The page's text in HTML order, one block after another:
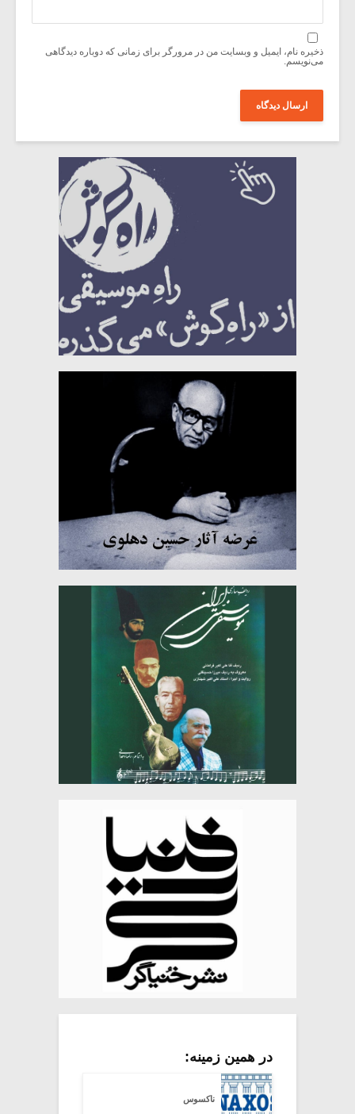
ذخیره نام، ایمیل و وبسایت من در مرورگر برای زمانی که دوباره دیدگاهی
می‌نویسم.
در همین زمینه:
ناکسوس